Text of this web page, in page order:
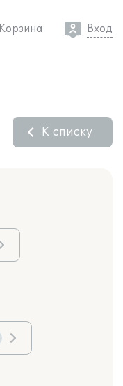
Корзина Вход
К списку